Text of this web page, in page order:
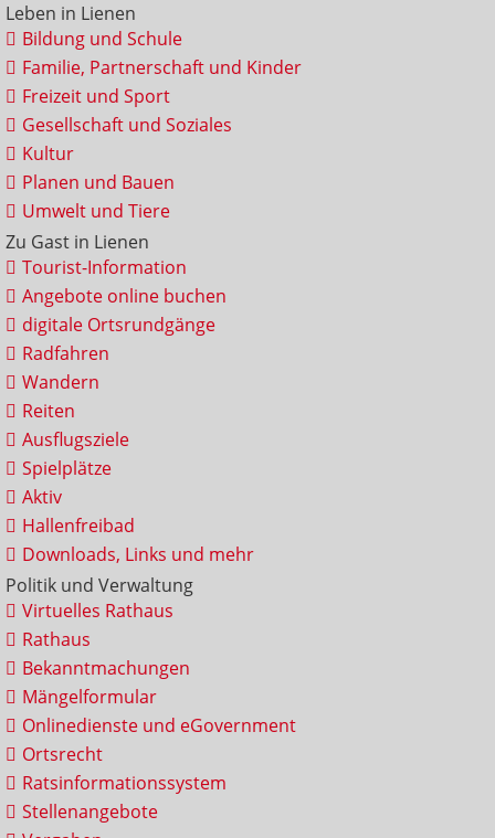
Leben in Lienen
Bildung und Schule
Familie, Partnerschaft und Kinder
Freizeit und Sport
Gesellschaft und Soziales
Kultur
Planen und Bauen
Umwelt und Tiere
Zu Gast in Lienen
Tourist-Information
Angebote online buchen
digitale Ortsrundgänge
Radfahren
Wandern
Reiten
Ausflugsziele
Spielplätze
Aktiv
Hallenfreibad
Downloads, Links und mehr
Politik und Verwaltung
Virtuelles Rathaus
Rathaus
Bekanntmachungen
Mängelformular
Onlinedienste und eGovernment
Ortsrecht
Ratsinformationssystem
Stellenangebote